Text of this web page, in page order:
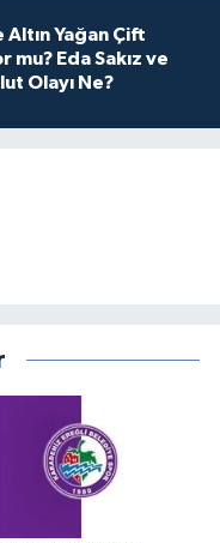
Altın Yağan Çift
mu? Eda Sakız ve
Olayı Ne?